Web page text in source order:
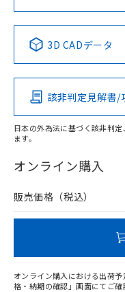
Pb Hg
O
在庫等で未対応品が
問い合わせください。
No No
こ
その他の認証
3D CADデータ
該非判定見解書/
日本の外為法に基づく該非判
ます。
オンライン購入
販売価格（税込）
オンライン購入における出荷
格・納期の確認」画面にてご確